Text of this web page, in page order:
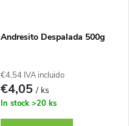
Andresito Despalada 500g
€4,54 IVA incluido
€4,05/ ks
In stock >20 ks